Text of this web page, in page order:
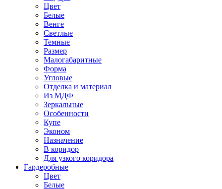
Цвет
Белые
Венге
Светлые
Темные
Размер
Малогабаритные
Форма
Угловые
Отделка и материал
Из МДФ
Зеркальные
Особенности
Купе
Эконом
Назначение
В коридор
Для узкого коридора
Гардеробные
Цвет
Белые